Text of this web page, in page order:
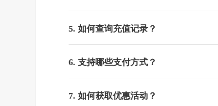
5. 如何查询充值记录？
6. 支持哪些支付方式？
7. 如何获取优惠活动？